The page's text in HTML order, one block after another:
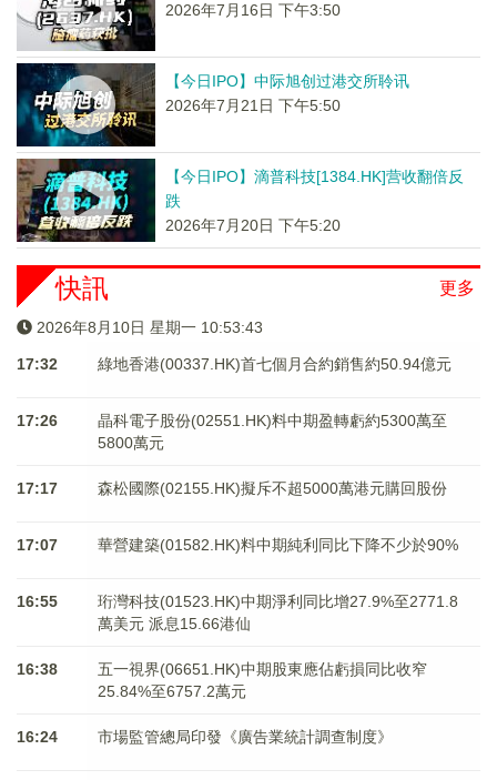
2026年7月16日 下午3:50
【今日IPO】中际旭创过港交所聆讯
2026年7月21日 下午5:50
【今日IPO】滴普科技[1384.HK]营收翻倍反
跌
2026年7月20日 下午5:20
更多
快訊
2026年8月10日 星期一 10:53:44
17:32 綠地香港(00337.HK)首七個月合約銷售約50.94億元
17:26
晶科電子股份(02551.HK)料中期盈轉虧約5300萬至
5800萬元
17:17 森松國際(02155.HK)擬斥不超5000萬港元購回股份
17:07 華營建築(01582.HK)料中期純利同比下降不少於90%
16:55
珩灣科技(01523.HK)中期淨利同比增27.9%至2771.8
萬美元 派息15.66港仙
16:38
五一視界(06651.HK)中期股東應佔虧損同比收窄
25.84%至6757.2萬元
16:24 市場監管總局印發《廣告業統計調查制度》